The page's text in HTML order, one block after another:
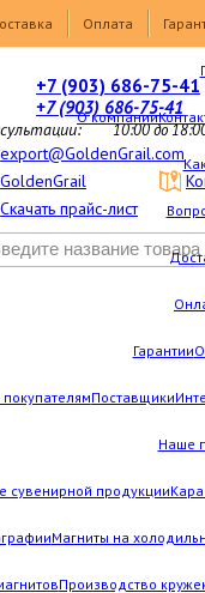
Оплата
О компании
Гарантии
Поставщики
Наше
сувенирной продукции
Магниты на
Производство
+7 (903) 686-75-41
+7 (903) 686-75-41
10:00 до
export@GoldenGrail.com
GoldenGrail
Скачать прайс-лист